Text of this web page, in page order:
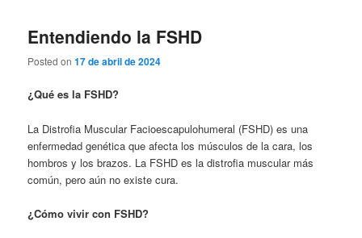
Entendiendo la FSHD
Posted on17 de abril de 2024
¿Qué es la FSHD?
La Distrofia Muscular Facioescapulohumeral (FSHD) es una
enfermedad genética que afecta los músculos de la cara, los
hombros y los brazos. La FSHD es la distrofia muscular más
común, pero aún no existe cura.
¿Cómo vivir con FSHD?